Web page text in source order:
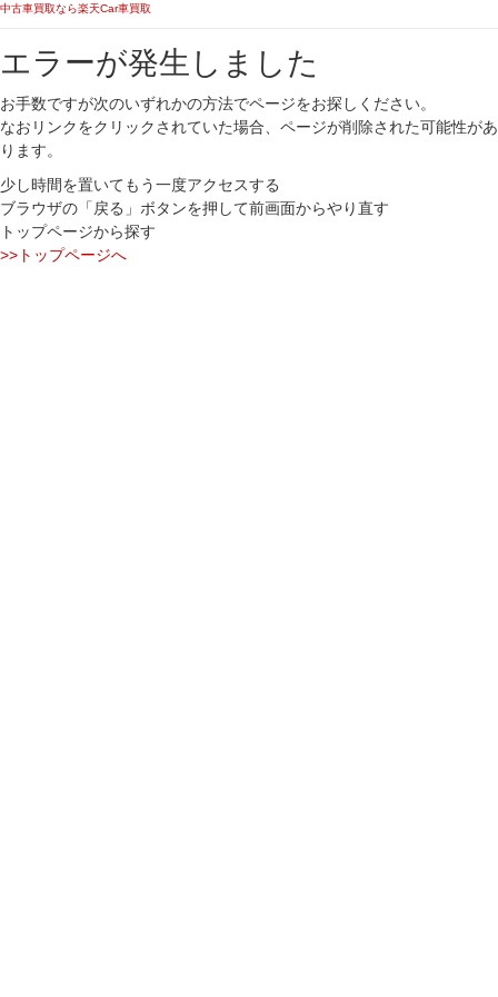
中古車買取なら楽天Car車買取
エラーが発生しました
お手数ですが次のいずれかの方法でページをお探しください。
なおリンクをクリックされていた場合、ページが削除された可能性があ
ります。
少し時間を置いてもう一度アクセスする
ブラウザの「戻る」ボタンを押して前画面からやり直す
トップページから探す
>>トップページへ